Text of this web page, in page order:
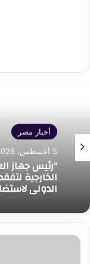
أخبار مصر
5 أغسطس، 2026
“رئيس جهاز
الخارجية
الدولي
المحامي